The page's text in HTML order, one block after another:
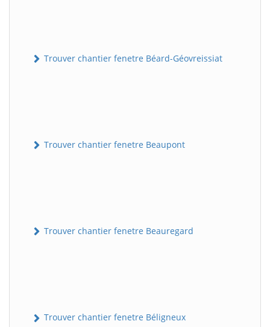
Trouver chantier fenetre Béard-Géovreissiat
Trouver chantier fenetre Beaupont
Trouver chantier fenetre Beauregard
Trouver chantier fenetre Béligneux